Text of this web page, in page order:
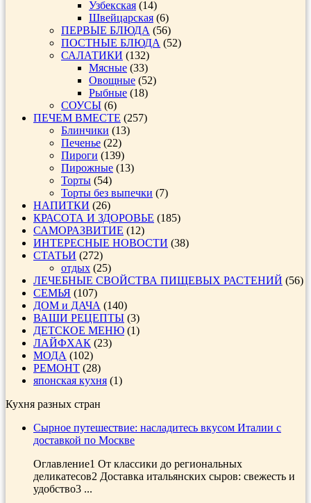
Узбекская (14)
Швейцарская (6)
ПЕРВЫЕ БЛЮДА (56)
ПОСТНЫЕ БЛЮДА (52)
САЛАТИКИ (132)
Мясные (33)
Овощные (52)
Рыбные (18)
СОУСЫ (6)
ПЕЧЕМ ВМЕСТЕ (257)
Блинчики (13)
Печенье (22)
Пироги (139)
Пирожные (13)
Торты (54)
Торты без выпечки (7)
НАПИТКИ (26)
КРАСОТА И ЗДОРОВЬЕ (185)
САМОРАЗВИТИЕ (12)
ИНТЕРЕСНЫЕ НОВОСТИ (38)
СТАТЬИ (272)
отдых (25)
ЛЕЧЕБНЫЕ СВОЙСТВА ПИЩЕВЫХ РАСТЕНИЙ (56)
СЕМЬЯ (107)
ДОМ и ДАЧА (140)
ВАШИ РЕЦЕПТЫ (3)
ДЕТСКОЕ МЕНЮ (1)
ЛАЙФХАК (23)
МОДА (102)
РЕМОНТ (28)
японская кухня (1)
Кухня разных стран
Сырное путешествие: насладитесь вкусом Италии с
доставкой по Москве
Оглавление1 От классики до региональных
деликатесов2 Доставка итальянских сыров: свежесть и
удобство3 ...